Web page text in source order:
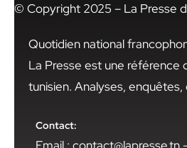
© Copyright 2025 – La Presse
Quotidien national
La Presse est une référence
tunisien. Analyses,
Contact:
Email : contact@lapresse.tn